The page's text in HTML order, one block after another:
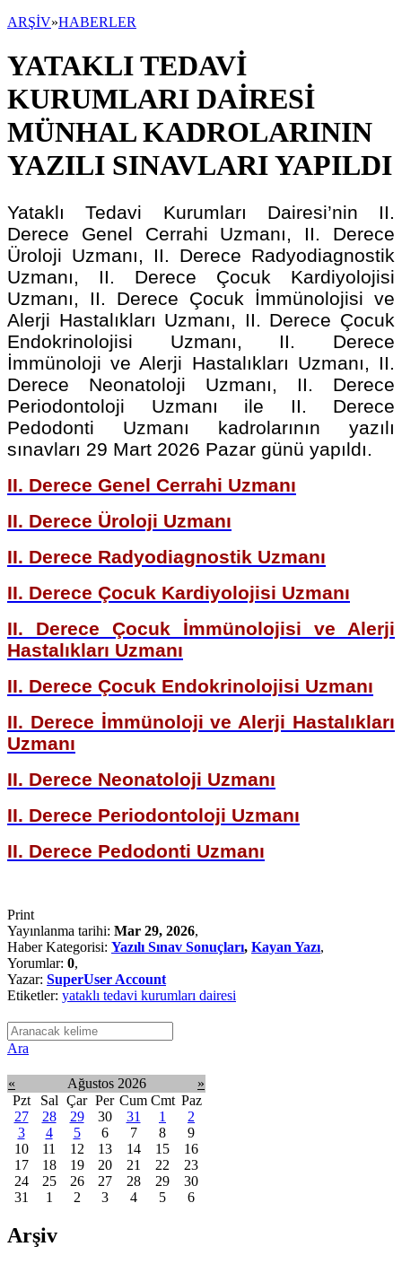
ARŞİV»HABERLER
YATAKLI TEDAVİ
KURUMLARI DAİRESİ
MÜNHAL KADROLARININ
YAZILI SINAVLARI YAPILDI
Yataklı Tedavi Kurumları Dairesi’nin II.
Derece Genel Cerrahi Uzmanı, II. Derece
Üroloji Uzmanı, II. Derece Radyodiagnostik
Uzmanı, II. Derece Çocuk Kardiyolojisi
Uzmanı, II. Derece Çocuk İmmünolojisi ve
Alerji Hastalıkları Uzmanı, II. Derece Çocuk
Endokrinolojisi Uzmanı, II. Derece
İmmünoloji ve Alerji Hastalıkları Uzmanı, II.
Derece Neonatoloji Uzmanı, II. Derece
Periodontoloji Uzmanı ile II. Derece
Pedodonti Uzmanı kadrolarının yazılı
sınavları 29 Mart 2026 Pazar günü yapıldı.
II. Derece Genel Cerrahi Uzmanı
II. Derece Üroloji Uzmanı
II. Derece Radyodiagnostik Uzmanı
II. Derece Çocuk Kardiyolojisi Uzmanı
II. Derece Çocuk İmmünolojisi ve Alerji
Hastalıkları Uzmanı
II. Derece Çocuk Endokrinolojisi Uzmanı
II. Derece İmmünoloji ve Alerji Hastalıkları
Uzmanı
II. Derece Neonatoloji Uzmanı
II. Derece Periodontoloji Uzmanı
II. Derece Pedodonti Uzmanı
Print
Yayınlanma tarihi: Mar 29, 2026,
Haber Kategorisi: Yazılı Sınav Sonuçları, Kayan Yazı,
Yorumlar: 0,
Yazar: SuperUser Account
Etiketler: yataklı tedavi kurumları dairesi
Ara
« Ağustos 2026
»
Pzt
Sal Çar Per Cum Cmt Paz
27
28 29 30 31 1
2
3
4 5 6 7 8
9
10
11 12 13 14 15
16
17
18 19 20 21 22
23
24
25 26 27 28 29
30
31
1 2 3 4 5 6
Arşiv